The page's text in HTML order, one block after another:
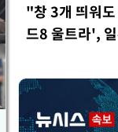
"창 3개 띄워
드8 울트라',